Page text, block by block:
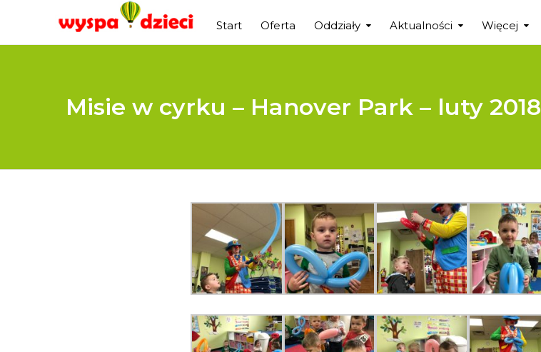
Start Oferta Oddziały Aktualności Więcej
Misie w cyrku – Hanover Park – luty 2018